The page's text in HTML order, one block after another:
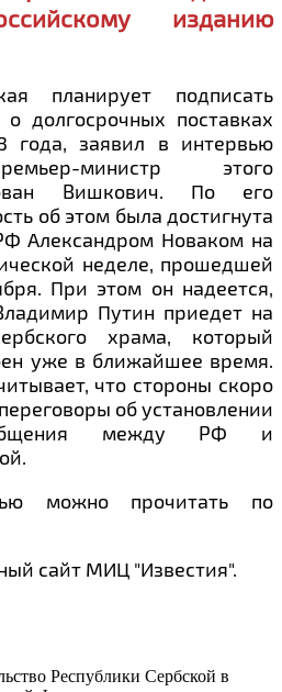
изданию
планирует подписать
долгосрочных поставках
года, заявил в интервью
министр этого
Вишкович. По его
об этом была достигнута
Александром Новаком на
неделе, прошедшей
При этом он надеется,
Путин приедет на
храма, который
уже в ближайшее время.
что стороны скоро
об установлении
между РФ и
можно прочитать по
сайт МИЦ "Известия".
Республики Сербской в